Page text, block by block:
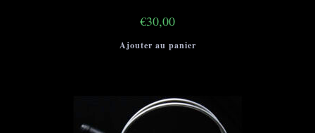
€30,00
Ajouter au panier